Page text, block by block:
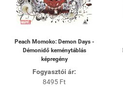
Peach Momoko: Demon Days -
Démonidő keménytáblás
képregény
Fogyasztói ár:
8495 Ft